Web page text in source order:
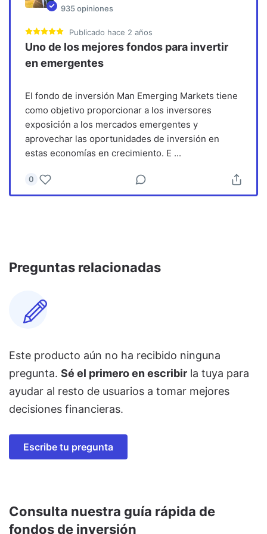
935 opiniones
Publicado hace 2 años
Uno de los mejores fondos para invertir
en emergentes
El fondo de inversión Man Emerging Markets tiene
como objetivo proporcionar a los inversores
exposición a los mercados emergentes y
aprovechar las oportunidades de inversión en
estas economías en crecimiento. E ...
0
Preguntas relacionadas
Este producto aún no ha recibido ninguna
pregunta. Sé el primero en escribir la tuya para
ayudar al resto de usuarios a tomar mejores
decisiones financieras.
Escribe tu pregunta
Consulta nuestra guía rápida de
fondos de inversión